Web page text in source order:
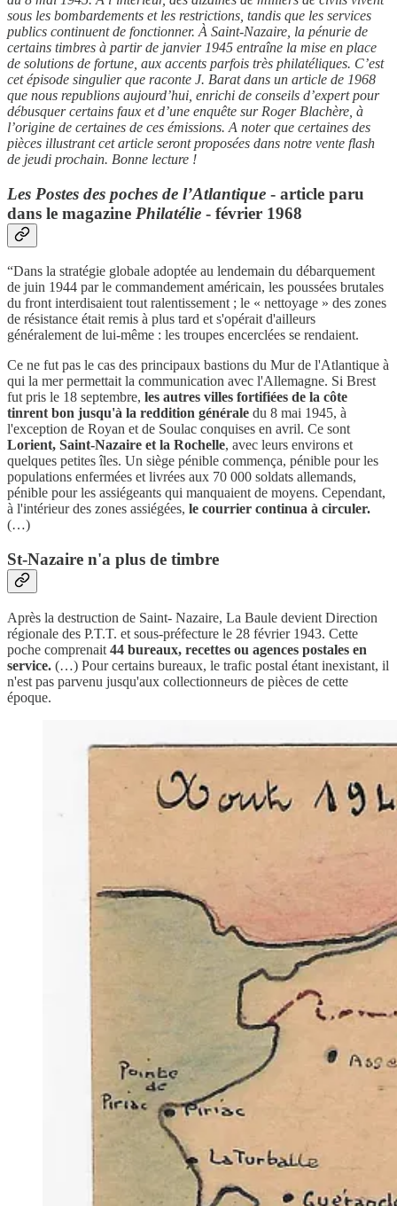
sous les bombardements et les restrictions, tandis que les services
publics continuent de fonctionner. À Saint-Nazaire, la pénurie de
certains timbres à partir de janvier 1945 entraîne la mise en place
de solutions de fortune, aux accents parfois très philatéliques. C’est
cet épisode singulier que raconte J. Barat dans un article de 1968
que nous republions aujourd’hui, enrichi de conseils d’expert pour
débusquer certains faux et d’une enquête sur Roger Blachère, à
l’origine de certaines de ces émissions. A noter que certaines des
pièces illustrant cet article seront proposées dans notre vente flash
de jeudi prochain. Bonne lecture !
Les Postes des poches de l’Atlantique - article paru
dans le magazine Philatélie - février 1968
“Dans la stratégie globale adoptée au lendemain du débarquement
de juin 1944 par le commandement américain, les poussées brutales
du front interdisaient tout ralentissement ; le « nettoyage » des zones
de résistance était remis à plus tard et s'opérait d'ailleurs
généralement de lui-même : les troupes encerclées se rendaient.
Ce ne fut pas le cas des principaux bastions du Mur de l'Atlantique à
qui la mer permettait la communication avec l'Allemagne. Si Brest
fut pris le 18 septembre, les autres villes fortifiées de la côte
tinrent bon jusqu'à la reddition générale du 8 mai 1945, à
l'exception de Royan et de Soulac conquises en avril. Ce sont
Lorient, Saint-Nazaire et la Rochelle, avec leurs environs et
quelques petites îles. Un siège pénible commença, pénible pour les
populations enfermées et livrées aux 70 000 soldats allemands,
pénible pour les assiégeants qui manquaient de moyens. Cependant,
à l'intérieur des zones assiégées, le courrier continua à circuler.
(…)
St-Nazaire n'a plus de timbre
Après la destruction de Saint- Nazaire, La Baule devient Direction
régionale des P.T.T. et sous-préfecture le 28 février 1943. Cette
poche comprenait 44 bureaux, recettes ou agences postales en
service. (…) Pour certains bureaux, le trafic postal étant inexistant, il
n'est pas parvenu jusqu'aux collectionneurs de pièces de cette
époque.